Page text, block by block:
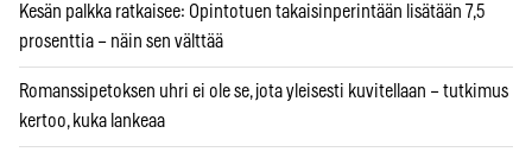
Kesän palkka ratkaisee: Opintotuen takaisinperintään lisätään 7,5
prosenttia – näin sen välttää
Romanssipetoksen uhri ei ole se, jota yleisesti kuvitellaan – tutkimus
kertoo, kuka lankeaa